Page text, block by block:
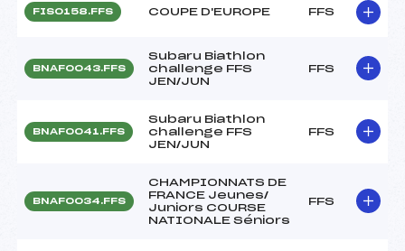
FIS0158.FFS COUPE D'EUROPE FFS
BNAF0043.FFS
Subaru Biathlon
challenge FFS
JEN/JUN
FFS
BNAF0041.FFS
Subaru Biathlon
challenge FFS
JEN/JUN
FFS
BNAF0034.FFS
CHAMPIONNATS DE
FRANCE Jeunes/
Juniors COURSE
NATIONALE Séniors
FFS